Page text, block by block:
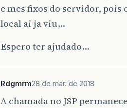
e mes fixos do servidor,
local ai ja viu…
Espero ter ajudado…
Rdgmrm28 de mar. de 2018
A chamada no JSP